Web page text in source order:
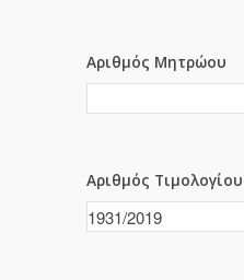
Αριθμός Μητρώου
Αριθμός Τιμολογίου